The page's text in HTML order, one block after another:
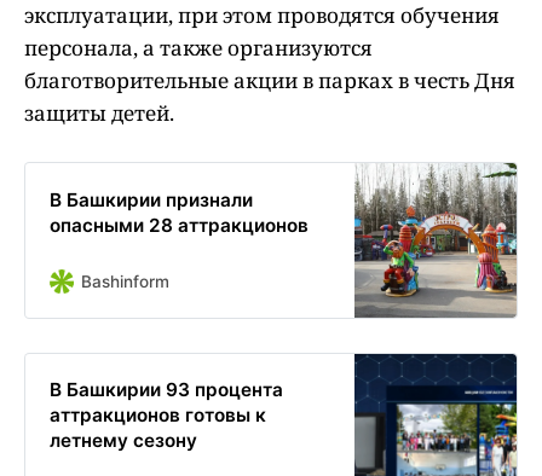
эксплуатации, при этом проводятся обучения
персонала, а также организуются
благотворительные акции в парках в честь Дня
защиты детей.
В Башкирии признали
опасными 28 аттракционов
Bashinform
В Башкирии 93 процента
аттракционов готовы к
летнему сезону